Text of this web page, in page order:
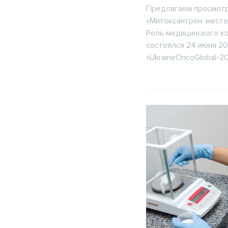
Предлагаем
«Митоксантрон:
Роль медицинского
состоялся 24 июня
«UkraineOncoGlobal-
Пожалуйста, введите
при
E-mail
Пароль
Название организации